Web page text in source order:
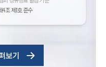
조 제1호 준수
보기